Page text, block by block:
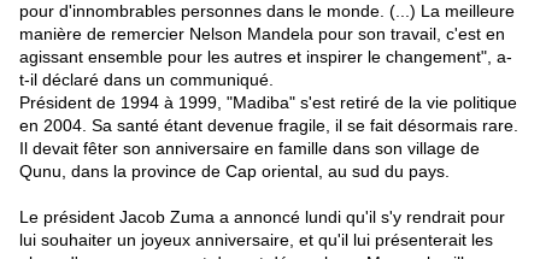
pour d'innombrables personnes dans le monde. (...) La meilleure
manière de remercier Nelson Mandela pour son travail, c'est en
agissant ensemble pour les autres et inspirer le changement", a-
t-il déclaré dans un communiqué.
Président de 1994 à 1999, "Madiba" s'est retiré de la vie politique
en 2004. Sa santé étant devenue fragile, il se fait désormais rare.
Il devait fêter son anniversaire en famille dans son village de
Qunu, dans la province de Cap oriental, au sud du pays.
Le président Jacob Zuma a annoncé lundi qu'il s'y rendrait pour
lui souhaiter un joyeux anniversaire, et qu'il lui présenterait les